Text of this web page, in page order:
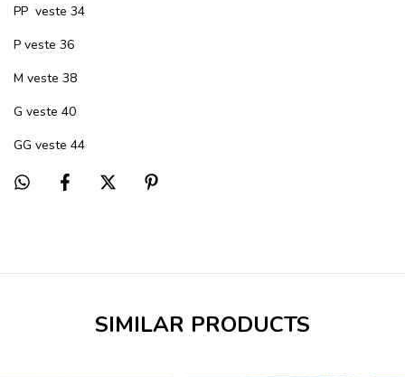
PP veste 34
P veste 36
M veste 38
G veste 40
GG veste 44
SIMILAR PRODUCTS